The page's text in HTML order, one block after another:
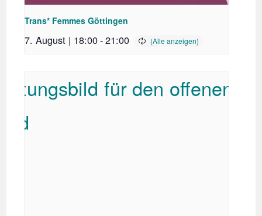
Trans* Femmes Göttingen
7. August | 18:00-21:00